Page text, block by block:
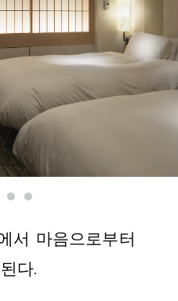
서 마음으로부터
다.